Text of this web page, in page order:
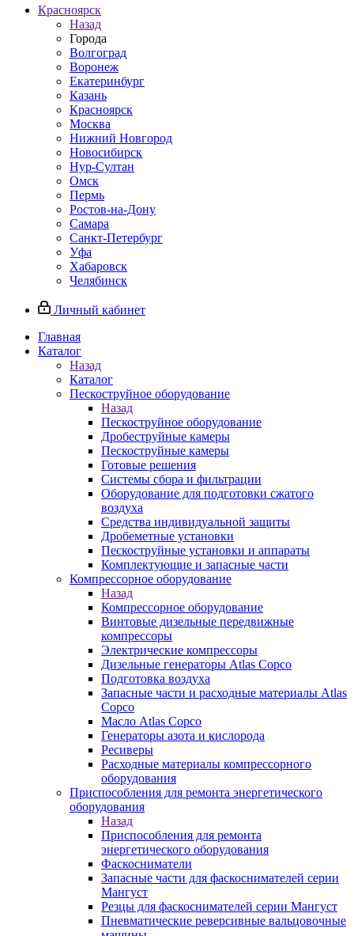
Красноярск
Назад
Города
Волгоград
Воронеж
Екатеринбург
Казань
Красноярск
Москва
Нижний Новгород
Новосибирск
Нур-Султан
Омск
Пермь
Ростов-на-Дону
Самара
Санкт-Петербург
Уфа
Хабаровск
Челябинск
Личный кабинет
Главная
Каталог
Назад
Каталог
Пескоструйное оборудование
Назад
Пескоструйное оборудование
Дробеструйные камеры
Пескоструйные камеры
Готовые решения
Системы сбора и фильтрации
Оборудование для подготовки сжатого
воздуха
Средства индивидуальной защиты
Дробеметные установки
Пескоструйные установки и аппараты
Комплектующие и запасные части
Компрессорное оборудование
Назад
Компрессорное оборудование
Винтовые дизельные передвижные
компрессоры
Электрические компрессоры
Дизельные генераторы Atlas Copco
Подготовка воздуха
Запасные части и расходные материалы Atlas
Copco
Масло Atlas Copco
Генераторы азота и кислорода
Ресиверы
Расходные материалы компрессорного
оборудования
Приспособления для ремонта энергетического
оборудования
Назад
Приспособления для ремонта
энергетического оборудования
Фаскосниматели
Запасные части для фаскоснимателей серии
Мангуст
Резцы для фаскоснимателей серии Мангуст
Пневматические реверсивные вальцовочные